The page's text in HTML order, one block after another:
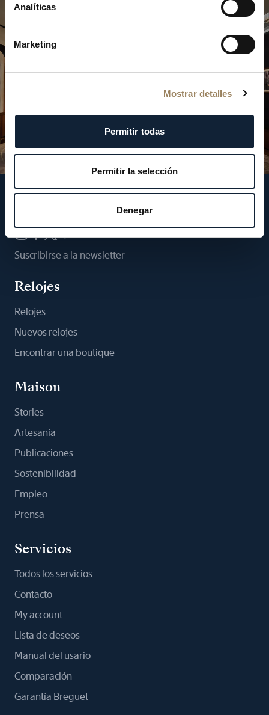
Analíticas
Marketing
Mostrar detalles
Permitir todas
Permitir la selección
Denegar
Suscribirse a la newsletter
Relojes
Relojes
Nuevos relojes
Encontrar una boutique
Maison
Stories
Artesanía
Publicaciones
Sostenibilidad
Empleo
Prensa
Servicios
Todos los servicios
Contacto
My account
Lista de deseos
Manual del usario
Comparación
Garantía Breguet